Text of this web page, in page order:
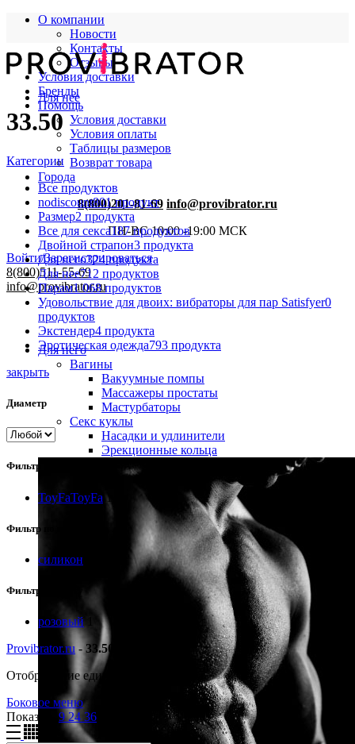
О компании
Новости
Контакты
Отзывы
Условия доставки
Бренды
Помощь
Условия доставки
Условия оплаты
Таблицы размеров
Возврат товара
Города
8(800)201-81-69 info@provibrator.ru
ПН-ВС 10:00 -19:00 МСК
Войти/Зарегистрироваться
8(800)511-55-69
info@provibrator.ru
Для нее
Для него
Вагины
Вакуумные помпы
Массажеры простаты
Мастурбаторы
Секс куклы
Насадки и удлинители
Эрекционные кольца
33.50
Категории
Все продуктов
nodiscount801 продукт
Размер2 продукта
Все для секса187 продуктов
Двойной страпон3 продукта
Для него324 продукта
Для нее712 продуктов
Парам1 068 продуктов
Удовольствие для двоих: вибраторы для пар Satisfyer0
продуктов
Экстендер4 продукта
Эротическая одежда793 продукта
закрыть
Диаметр
Фильтр по бренду
ToyFaToyFa 1
Фильтр по материалу
силикон
Фильтр по цвету
розовый
Provibrator.ru - 33.50
Отображение единственного товара
Боковое меню
Показать 924 36